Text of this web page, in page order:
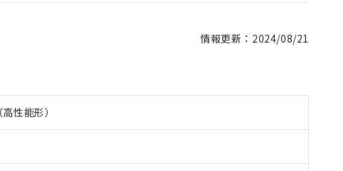
情報更新：2024/08/21
性能形）